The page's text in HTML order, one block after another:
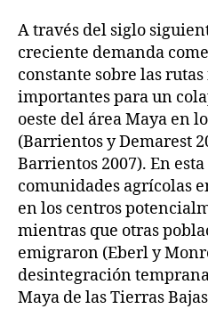
A través del siglo
creciente demanda
constante sobre las
importantes para un
oeste del área Maya en
(Barrientos y Demarest
Barrientos 2007). En
comunidades agrícolas
en los centros
mientras que otras
emigraron (Eberl y
desintegración
Maya de las Tierras